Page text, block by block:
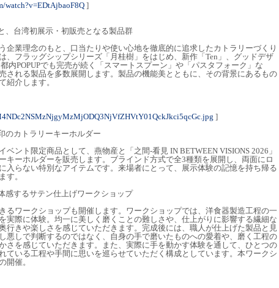
watch?v=EDtAjbaoF8Q ]
、台湾初展示・初販売となる製品群
企業理念のもと、口当たりや使い心地を徹底的に追求したカトラリーづくり
、フラッグシップシリーズ「月桂樹」をはじめ、新作「Ten」、グッドデザ
内POPUPでも完売が続く「スマートスプーン」や「パスタフォーク」な
される製品を多数展開します。製品の機能美とともに、その背景にあるもの
紹介します。
]
のカトラリーキーホルダー
ント限定商品として、燕物産と「之間-看見 IN BETWEEN VISIONS 2026」
キーホルダーを販売します。ブラインド方式で全3種類を展開し、両面にロ
入らない特別なアイテムです。来場者にとって、展示体験の記憶を持ち帰る
す。
感するサテン仕上げワークショップ
るワークショップも開催します。ワークショップでは、洋食器製造工程の一
実際に体験。均一に美しく磨くことの難しさや、仕上がりに影響する繊細な
行きや楽しさを感じていただきます。完成後には、職人が仕上げた製品と見
悪しで判断するのではなく、自身の手で磨いたものへの愛着や、磨く工程の
さを感じていただきます。また、実際に手を動かす体験を通して、ひとつの
ている工程や手間に思いを巡らせていただく構成としています。本ワークシ
開催。